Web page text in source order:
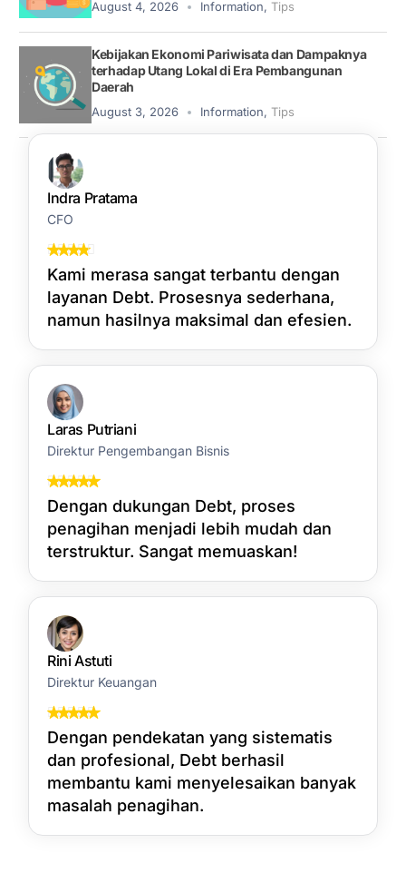
August 4, 2026 Information, Tips
Kebijakan Ekonomi Pariwisata dan Dampaknya
terhadap Utang Lokal di Era Pembangunan
Daerah
August 3, 2026 Information, Tips
Indra Pratama
CFO
Kami merasa sangat terbantu dengan
layanan Debt. Prosesnya sederhana,
namun hasilnya maksimal dan efesien.
Laras Putriani
Direktur Pengembangan Bisnis
Dengan dukungan Debt, proses
penagihan menjadi lebih mudah dan
terstruktur. Sangat memuaskan!
Rini Astuti
Direktur Keuangan
Dengan pendekatan yang sistematis
dan profesional, Debt berhasil
membantu kami menyelesaikan banyak
masalah penagihan.